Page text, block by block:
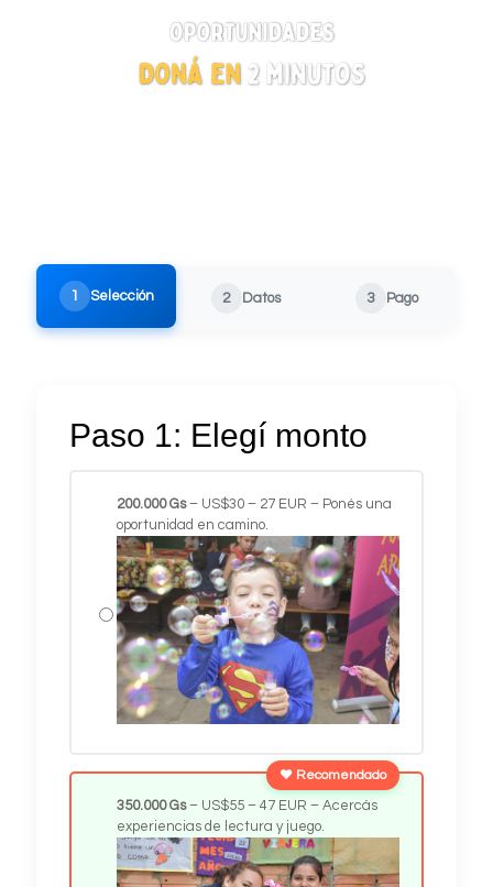
1 Selección 2 Datos 3 Pago
Paso 1: Elegí monto
200.000Gs – US$30 – 27 EUR – Ponés una
oportunidad en camino.
350.000Gs – US$55 – 47 EUR – Acercás
experiencias de lectura y juego.